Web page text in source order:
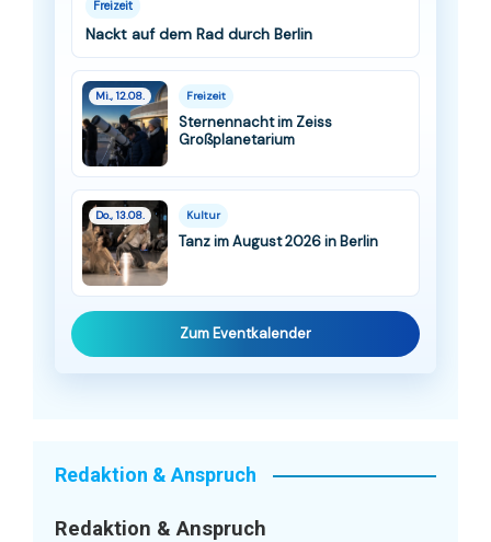
Freizeit
Nackt auf dem Rad durch Berlin
Mi., 12.08. Freizeit
Sternennacht im Zeiss
Großplanetarium
Do., 13.08. Kultur
Tanz im August 2026 in Berlin
Zum Eventkalender
Redaktion & Anspruch
Redaktion & Anspruch